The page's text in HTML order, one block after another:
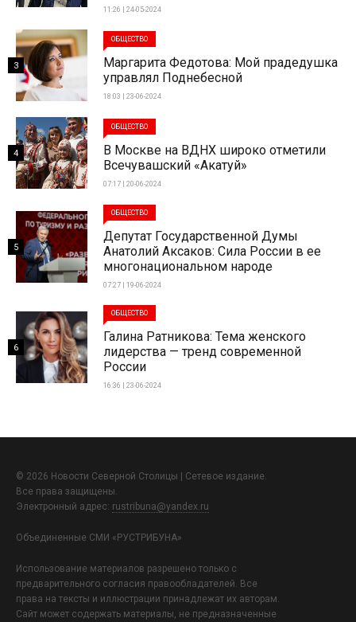
11:26 | 24-05-2024
ОБЩЕСТВО
Маргарита Федотова: Мой прадедушка
управлял Поднебесной
18:03 | 23-06-2024
3
ОБЩЕСТВО
В Москве на ВДНХ широко отметили
Всечувашский «Акатуй»
07:17 | 20-06-2024
4
ОБЩЕСТВО
Депутат Государственной Думы
Анатолий Аксаков: Сила России в ее
многонациональном народе
07:27 | 19-06-2024
5
ОБЩЕСТВО
Галина Ратникова: Тема женского
лидерства — тренд современной
России
16:36 | 23-06-2024
6
© 2026 Новости Северной Столицы | Сетевое издание.
Все права защищены.
Электронный адрес: rustribuna@yandex.ru
Объединенные СМИ «РУСТРИБУНА»
Использование материалов разрешено только с
предварительного согласия правообладателей. Все
права на тексты и иллюстрации принадлежат их авторам.
Сайт может содержать материалы, не предназначенные